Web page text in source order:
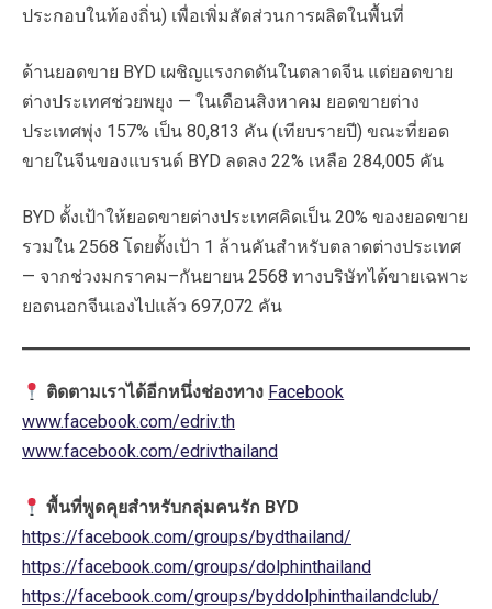
ประกอบในท้องถิ่น) เพื่อเพิ่มสัดส่วนการผลิตในพื้นที่
ด้านยอดขาย BYD เผชิญแรงกดดันในตลาดจีน แต่ยอดขาย
ต่างประเทศช่วยพยุง — ในเดือนสิงหาคม ยอดขายต่าง
ประเทศพุ่ง 157% เป็น 80,813 คัน (เทียบรายปี) ขณะที่ยอด
ขายในจีนของแบรนด์ BYD ลดลง 22% เหลือ 284,005 คัน
BYD ตั้งเป้าให้ยอดขายต่างประเทศคิดเป็น 20% ของยอดขาย
รวมใน 2568 โดยตั้งเป้า 1 ล้านคันสำหรับตลาดต่างประเทศ
— จากช่วงมกราคม–กันยายน 2568 ทางบริษัทได้ขายเฉพาะ
ยอดนอกจีนเองไปแล้ว 697,072 คัน
ติดตามเราได้อีกหนึ่งช่องทาง Facebook
www.facebook.com/edriv.th
www.facebook.com/edrivthailand
พื้นที่พูดคุยสำหรับกลุ่มคนรัก BYD
https://facebook.com/groups/bydthailand/
https://facebook.com/groups/dolphinthailand
https://facebook.com/groups/byddolphinthailandclub/